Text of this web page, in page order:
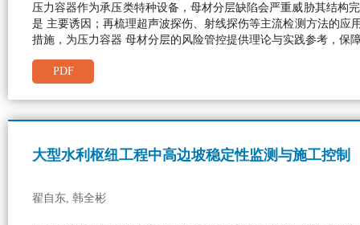
压力容器作为承压类特种设备，母材分层缺陷会严重威胁其结构
是 主要诱因；再梳理超声波探伤、射线探伤等主流检测方法的
措施，为压力容器 母材分层的风险管控提供理论与实践参考，保
PDF
大型水利枢纽工程中高边坡稳定性监测与施工控制
翟自东, 韩全彬